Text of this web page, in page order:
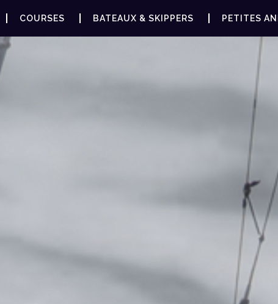
COURSES BATEAUX & SKIPPERS PETITES